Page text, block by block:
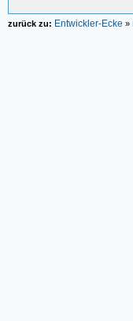
zurück zu: Entwickler-Ecke »